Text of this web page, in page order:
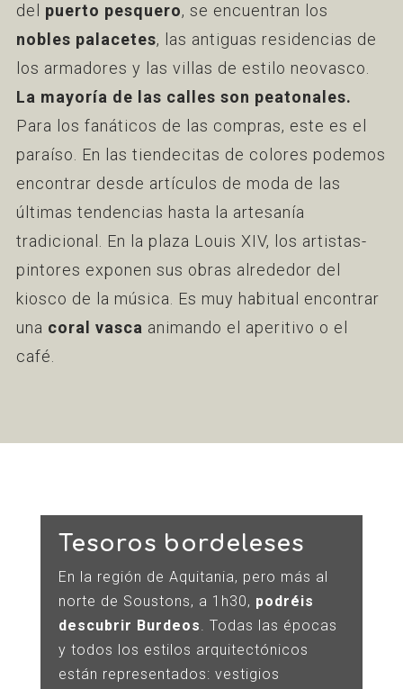
del puerto pesquero, se encuentran los
nobles palacetes, las antiguas residencias de
los armadores y las villas de estilo neovasco.
La mayoría de las calles son peatonales.
Para los fanáticos de las compras, este es el
paraíso. En las tiendecitas de colores podemos
encontrar desde artículos de moda de las
últimas tendencias hasta la artesanía
tradicional. En la plaza Louis XIV, los artistas-
pintores exponen sus obras alrededor del
kiosco de la música. Es muy habitual encontrar
una coral vasca animando el aperitivo o el
café.
Tesoros bordeleses
En la región de Aquitania, pero más al
norte de Soustons, a 1h30, podréis
descubrir Burdeos. Todas las épocas
y todos los estilos arquitectónicos
están representados: vestigios